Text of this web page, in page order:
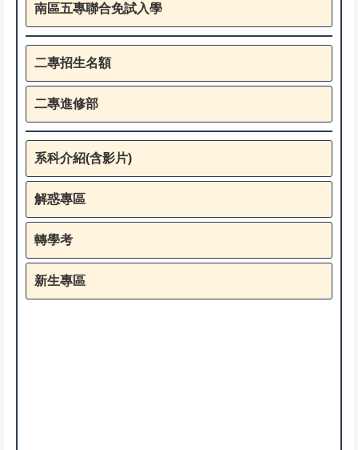
南區五專聯合免試入學
二專招生名額
二專進修部
系科介紹(含影片)
解惑專區
轉學考
新生專區